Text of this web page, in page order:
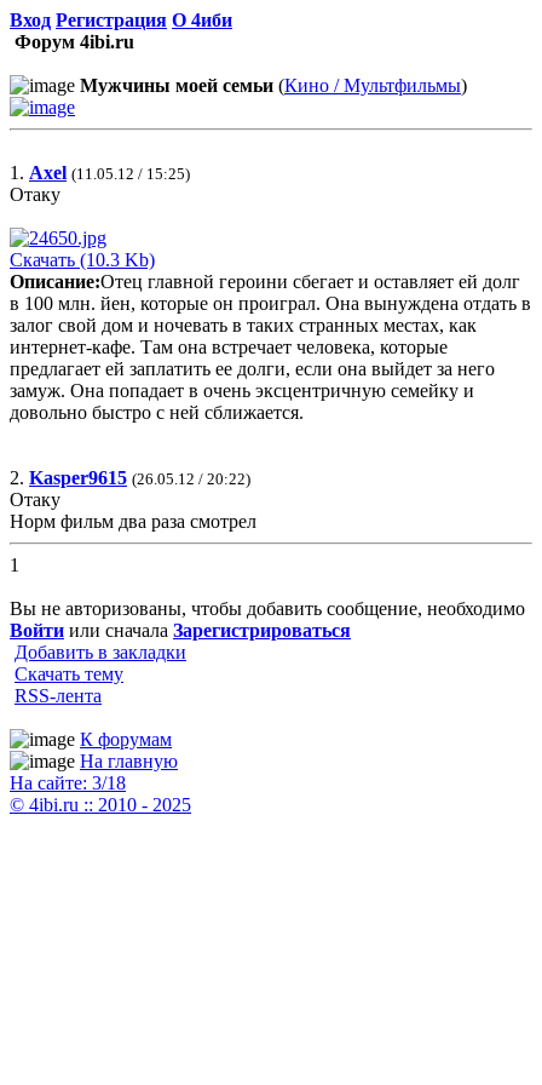
Вход Регистрация О 4иби
Форум 4ibi.ru
Мужчины моей семьи (Кино / Мультфильмы)
1. Axel (11.05.12 / 15:25)
Отаку
Скачать (10.3 Kb)
Описание:Отец главной героини сбегает и оставляет ей долг
в 100 млн. йен, которые он проиграл. Она вынуждена отдать в
залог свой дом и ночевать в таких странных местах, как
интернет-кафе. Там она встречает человека, которые
предлагает ей заплатить ее долги, если она выйдет за него
замуж. Она попадает в очень эксцентричную семейку и
довольно быстро с ней сближается.
2. Kasper9615 (26.05.12 / 20:22)
Отаку
Норм фильм два раза смотрел
1
Вы не авторизованы, чтобы добавить сообщение, необходимо
Войти или сначала Зарегистрироваться
Добавить в закладки
Скачать тему
RSS-лента
К форумам
На главную
На сайте: 3/18
© 4ibi.ru :: 2010 - 2025